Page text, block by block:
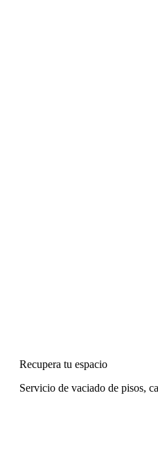
Recupera tu espacio
Servicio de vaciado de pisos,